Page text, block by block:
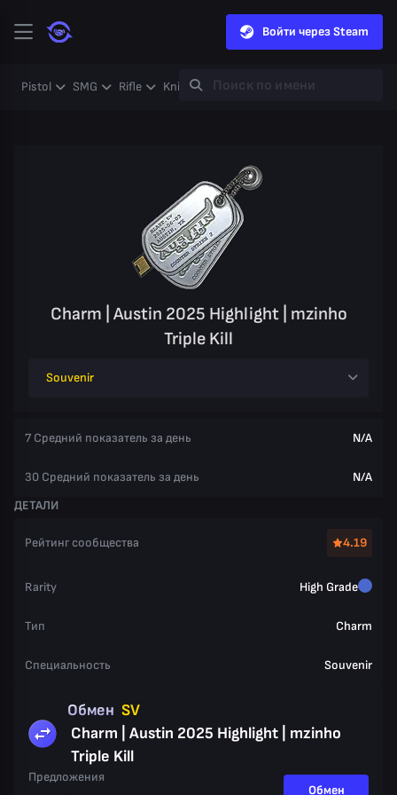
Войти через Steam
Pistol SMG Rifle Knife Gloves Heavy
Charm | Austin 2025 Highlight | mzinho
Triple Kill
Souvenir
7 Средний показатель за день N/A
30 Средний показатель за день
N/A
ДЕТАЛИ
Рейтинг сообщества 4.19
Rarity High Grade
Тип Charm
Специальность Souvenir
Обмен SV
Charm | Austin 2025 Highlight | mzinho
Triple Kill
Предложения
Обмен